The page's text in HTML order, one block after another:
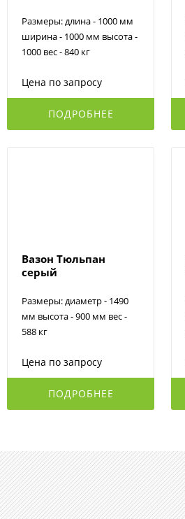
Размеры: длина - 1000 мм
ширина - 1000 мм высота -
1000 вес - 840 кг
Цена по запросу
ПОДРОБНЕЕ
Вазон Тюльпан
серый
Размеры: диаметр - 1490
мм высота - 900 мм вес -
588 кг
Цена по запросу
ПОДРОБНЕЕ